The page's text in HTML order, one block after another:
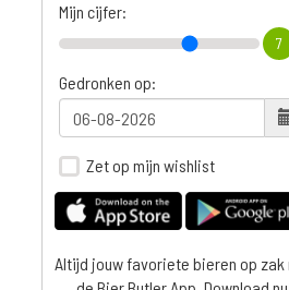
Mijn cijfer:
7
Gedronken op:
Zet op mijn wishlist
Altijd jouw favoriete bieren op zak